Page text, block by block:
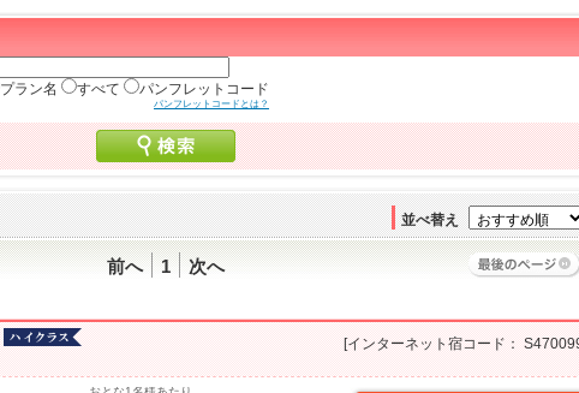
プラン名 すべて パンフレットコード
パンフレットコードとは？
並べ替え
前へ 1 次へ
[インターネット宿コード：